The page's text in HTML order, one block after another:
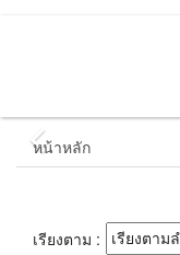
หน้าหลัก
เรียงตาม :